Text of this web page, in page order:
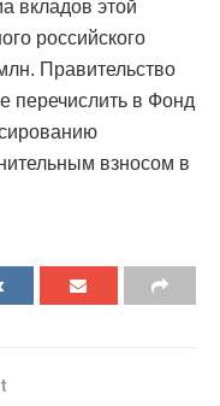
вкладов этой
российского
Правительство
перечислить в Фонд
взносом в